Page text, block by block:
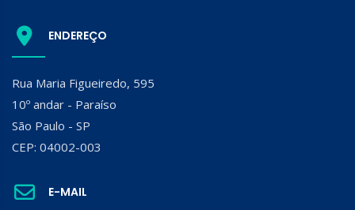
ENDEREÇO
Rua Maria Figueiredo, 595
10º andar - Paraíso
São Paulo - SP
CEP: 04002-003
E-MAIL